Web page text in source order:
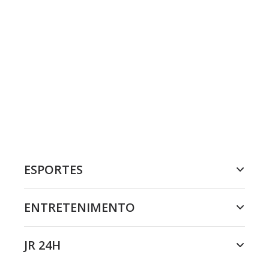
ESPORTES
ENTRETENIMENTO
JR 24H